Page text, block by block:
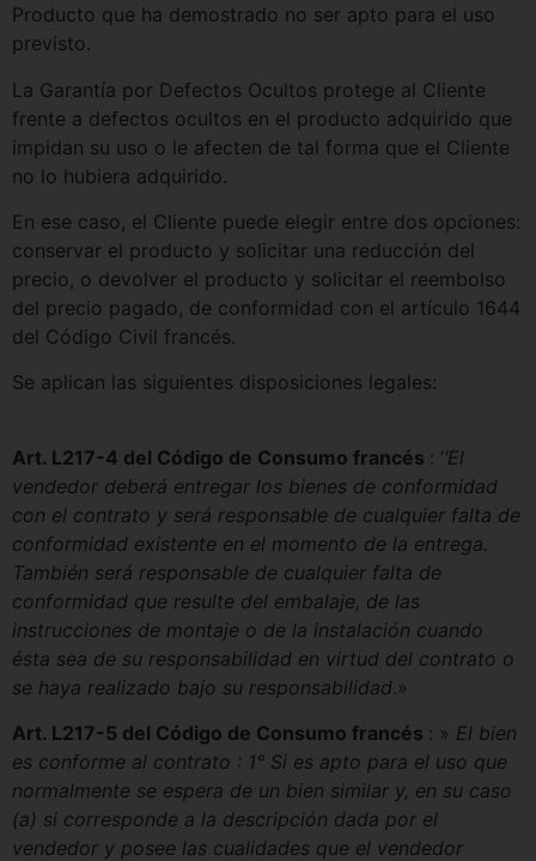
Producto que ha demostrado no ser apto para el uso
previsto.
La Garantía por Defectos Ocultos protege al Cliente
frente a defectos ocultos en el producto adquirido que
impidan su uso o le afecten de tal forma que el Cliente
no lo hubiera adquirido.
En ese caso, el Cliente puede elegir entre dos opciones:
conservar el producto y solicitar una reducción del
precio, o devolver el producto y solicitar el reembolso
del precio pagado, de conformidad con el artículo 1644
del Código Civil francés.
Se aplican las siguientes disposiciones legales:
Art. L217-4 del Código de Consumo francés : ‘‘El
vendedor deberá entregar los bienes de conformidad
con el contrato y será responsable de cualquier falta de
conformidad existente en el momento de la entrega.
También será responsable de cualquier falta de
conformidad que resulte del embalaje, de las
instrucciones de montaje o de la instalación cuando
ésta sea de su responsabilidad en virtud del contrato o
se haya realizado bajo su responsabilidad.»
Art. L217-5 del Código de Consumo francés : » El bien
es conforme al contrato : 1° Si es apto para el uso que
normalmente se espera de un bien similar y, en su caso
(a) si corresponde a la descripción dada por el
vendedor y posee las cualidades que el vendedor